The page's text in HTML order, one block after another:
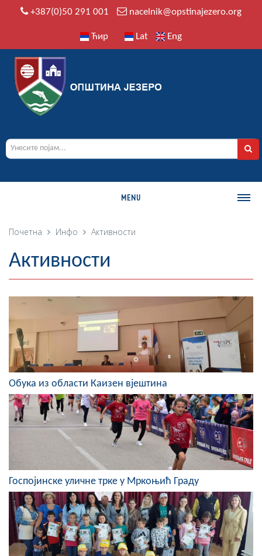
+387(0)50 291 001 nacelnik@opstinajezero.org
Ћир Lat Eng
MENU
О ОПШТИНИ
Историја
Географија
Насељена мјеста
Занимљивости
Фотогалерија
НАЧЕЛНИК
О Начелнику
Замјеник начелника
Извјештај о раду начелника
СКУПШТИНА
Статут Општине
Скупштинско вијеће општине језеро
Почетна Инфо Активности
Активности
Обука из области Каизен вјештина
Госпојинске уличне трке у Мркоњић Граду